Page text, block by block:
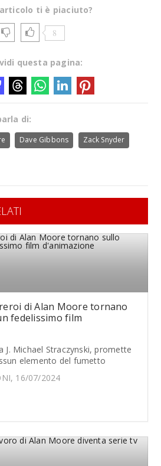
ti è piaciuto?
8
questa pagina:
di:
Dave Gibbons Zack Snyder
di Alan Moore tornano
fedelissimo film
Michael Straczynski, promette
elemento del fumetto
16/07/2024